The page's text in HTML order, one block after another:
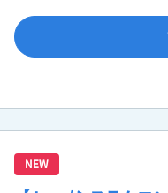
NEW